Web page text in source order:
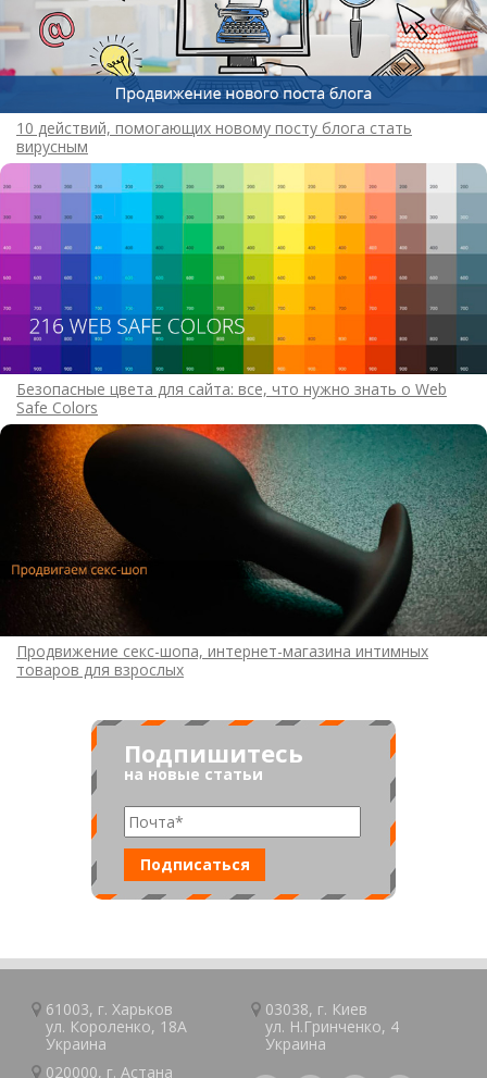
10 действий, помогающих новому посту блога стать
вирусным
Безопасные цвета для сайта: все, что нужно знать о Web
Safe Colors
Продвижение секс-шопа, интернет-магазина интимных
товаров для взрослых
Подпишитесь
на новые статьи
61003, г.Харьков
ул. Короленко, 18А
Украина
03038, г. Киев
ул. Н.Гринченко, 4
Украина
020000, г.Астана